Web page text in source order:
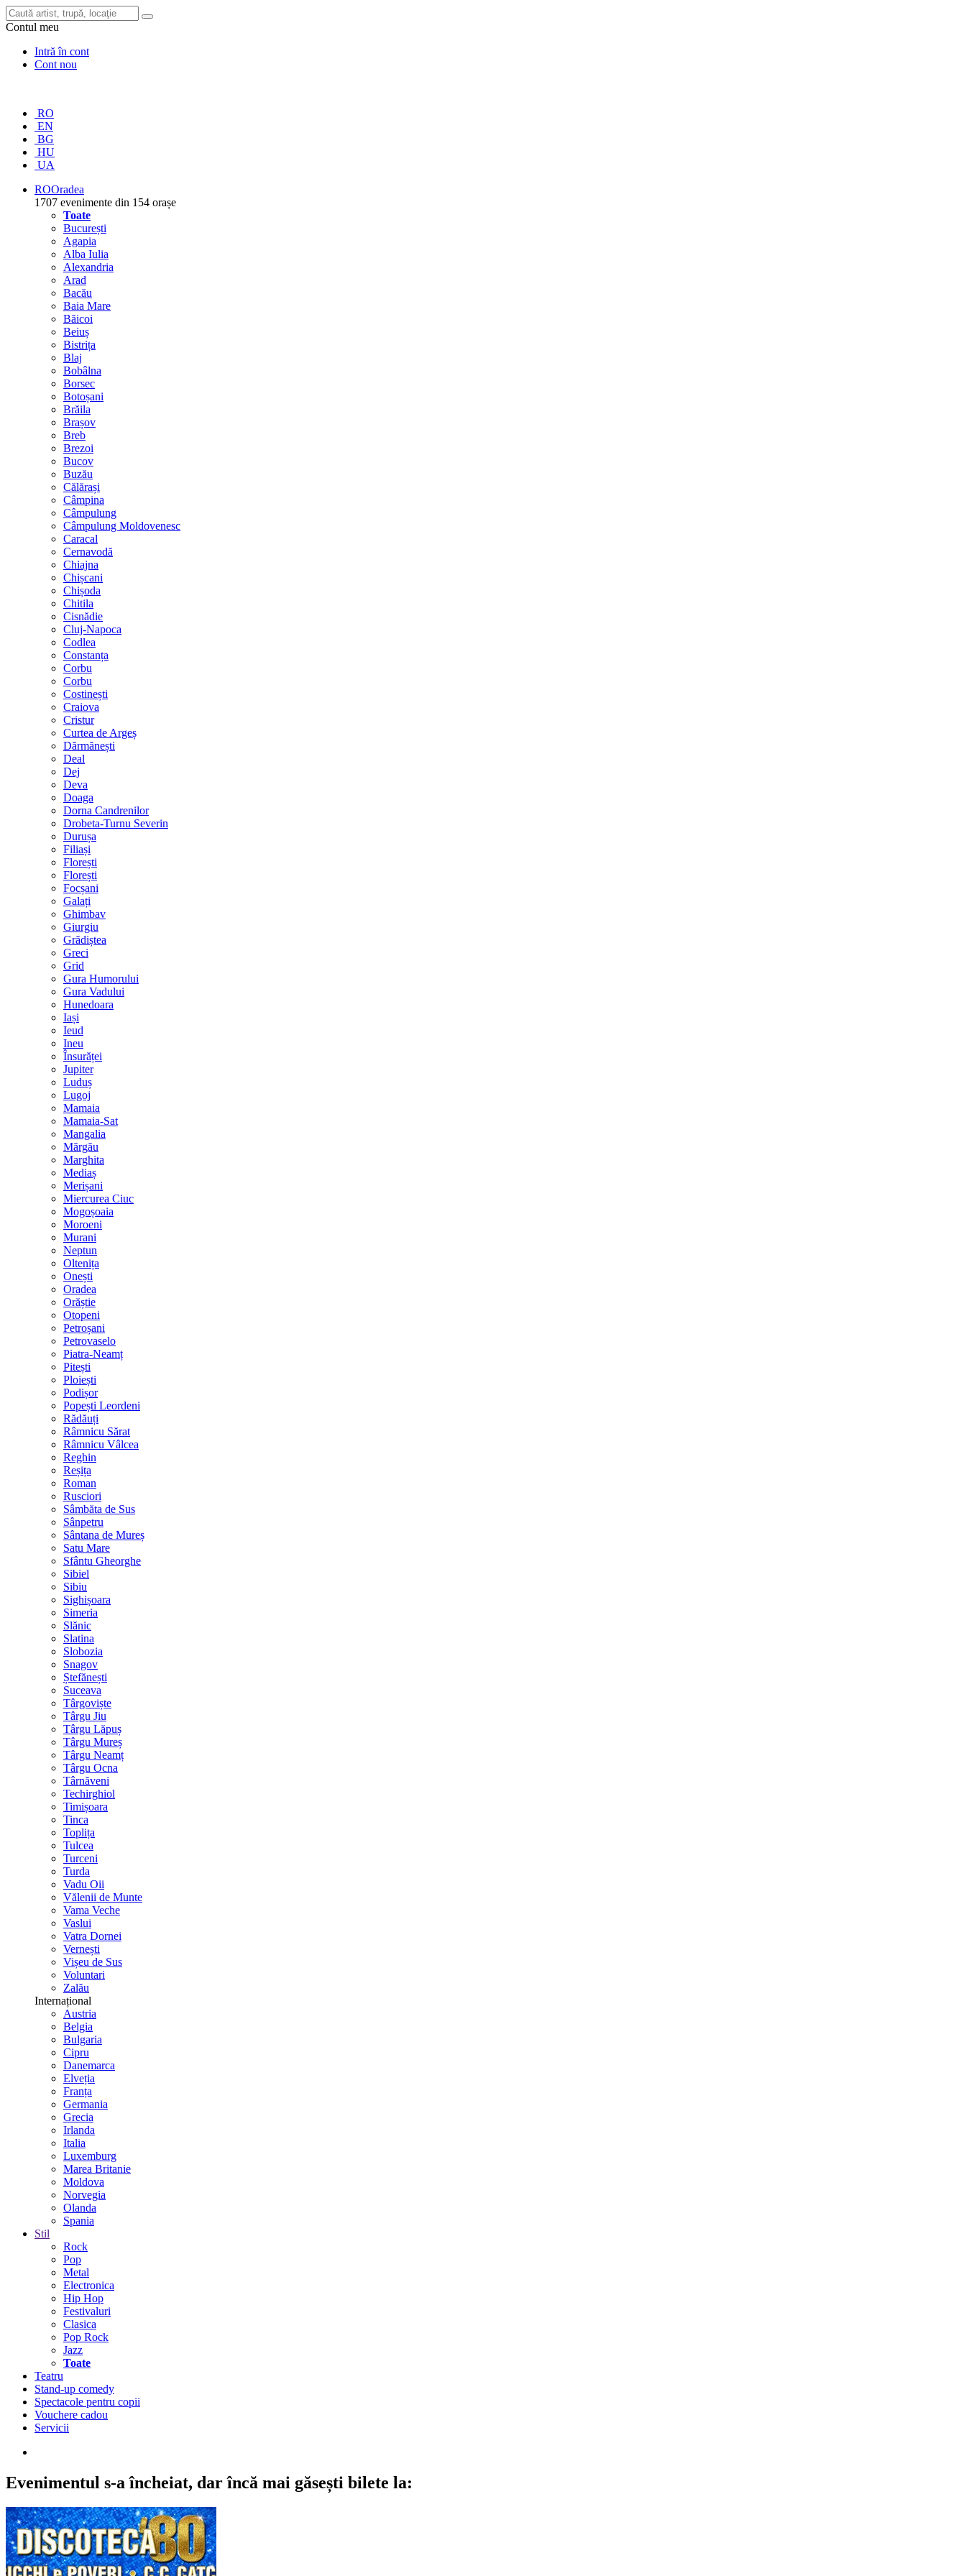
Contul meu
Intră în cont
Cont nou
RO
EN
BG
HU
UA
ROOradea
1707 evenimente din 154 orașe
Toate
București
Agapia
Alba Iulia
Alexandria
Arad
Bacău
Baia Mare
Băicoi
Beiuș
Bistrița
Blaj
Bobâlna
Borsec
Botoșani
Brăila
Brașov
Breb
Brezoi
Bucov
Buzău
Călărași
Câmpina
Câmpulung
Câmpulung Moldovenesc
Caracal
Cernavodă
Chiajna
Chișcani
Chișoda
Chitila
Cisnădie
Cluj-Napoca
Codlea
Constanța
Corbu
Corbu
Costinești
Craiova
Cristur
Curtea de Argeș
Dărmănești
Deal
Dej
Deva
Doaga
Dorna Candrenilor
Drobeta-Turnu Severin
Durușa
Filiași
Florești
Florești
Focșani
Galați
Ghimbav
Giurgiu
Grădiștea
Greci
Grid
Gura Humorului
Gura Vadului
Hunedoara
Iași
Ieud
Ineu
Însurăței
Jupiter
Luduș
Lugoj
Mamaia
Mamaia-Sat
Mangalia
Mărgău
Marghita
Mediaș
Merișani
Miercurea Ciuc
Mogoșoaia
Moroeni
Murani
Neptun
Oltenița
Onești
Oradea
Orăștie
Otopeni
Petroșani
Petrovaselo
Piatra-Neamț
Pitești
Ploiești
Podișor
Popești Leordeni
Rădăuți
Râmnicu Sărat
Râmnicu Vâlcea
Reghin
Reșița
Roman
Rusciori
Sâmbăta de Sus
Sânpetru
Sântana de Mureș
Satu Mare
Sfântu Gheorghe
Sibiel
Sibiu
Sighișoara
Simeria
Slănic
Slatina
Slobozia
Snagov
Ștefănești
Suceava
Târgoviște
Târgu Jiu
Târgu Lăpuș
Târgu Mureș
Târgu Neamț
Târgu Ocna
Târnăveni
Techirghiol
Timișoara
Tinca
Toplița
Tulcea
Turceni
Turda
Vadu Oii
Vălenii de Munte
Vama Veche
Vaslui
Vatra Dornei
Vernești
Vișeu de Sus
Voluntari
Zalău
Internațional
Austria
Belgia
Bulgaria
Cipru
Danemarca
Elveția
Franța
Germania
Grecia
Irlanda
Italia
Luxemburg
Marea Britanie
Moldova
Norvegia
Olanda
Spania
Stil
Rock
Pop
Metal
Electronica
Hip Hop
Festivaluri
Clasica
Pop Rock
Jazz
Toate
Teatru
Stand-up comedy
Spectacole pentru copii
Vouchere cadou
Servicii
Evenimentul s-a încheiat, dar încă mai găsești bilete la: